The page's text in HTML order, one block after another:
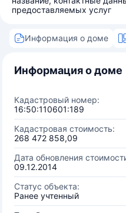
предоставляемых услуг
Информация о доме
Информация о доме
Кадастровый номер:
16:50:110601:189
Кадастровая стоимость:
268 472 858,09
Дата обновления
09.12.2014
Статус объекта:
Ранее учтенный